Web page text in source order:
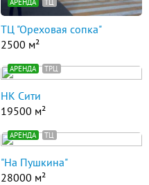
АРЕНДА ТЦ
ТЦ "Ореховая сопка"
2500 м²
АРЕНДА ТРЦ
НК Сити
19500 м²
АРЕНДА ТЦ
"На Пушкина"
28000 м²